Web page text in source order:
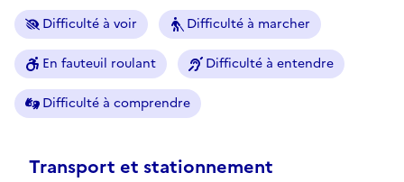
Difficulté à voir Difficulté à marcher
En fauteuil roulant Difficulté à entendre
Difficulté à comprendre
Transport et stationnement